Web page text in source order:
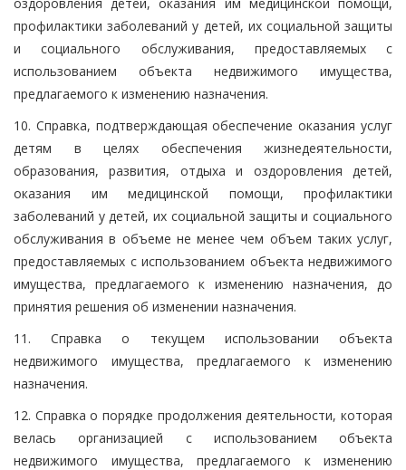
профилактики заболеваний у детей, их социальной защиты
и социального обслуживания, предоставляемых с
использованием объекта недвижимого имущества,
предлагаемого к изменению назначения.
10. Справка, подтверждающая обеспечение оказания услуг
детям в целях обеспечения жизнедеятельности,
образования, развития, отдыха и оздоровления детей,
оказания им медицинской помощи, профилактики
заболеваний у детей, их социальной защиты и социального
обслуживания в объеме не менее чем объем таких услуг,
предоставляемых с использованием объекта недвижимого
имущества, предлагаемого к изменению назначения, до
принятия решения об изменении назначения.
11. Справка о текущем использовании объекта
недвижимого имущества, предлагаемого к изменению
назначения.
12. Справка о порядке продолжения деятельности, которая
велась организацией с использованием объекта
недвижимого имущества, предлагаемого к изменению